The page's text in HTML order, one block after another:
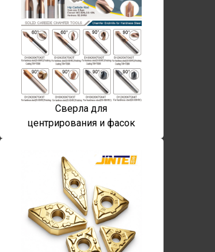
Сверла для
центрирования и фасок